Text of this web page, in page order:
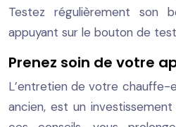
Testez régulièrement son
appuyant sur le bouton de
Prenez soin de votre
L’entretien de votre chauffe-
ancien, est un investissement